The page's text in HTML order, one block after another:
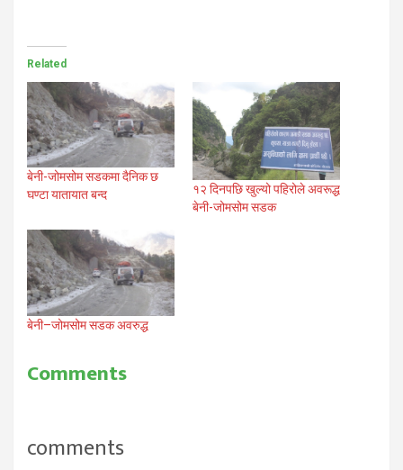
Related
बेनी-जोमसोम सडकमा दैनिक छ
घण्टा यातायात बन्द
१२ दिनपछि खुल्यो पहिरोले अवरूद्ध
बेनी-जोमसोम सडक
बेनी–जोमसोम सडक अवरुद्ध
Comments
comments